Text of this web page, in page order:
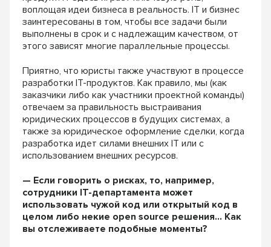
воплощая идеи бизнеса в реальность. IT и бизнес
заинтересованы в том, чтобы все задачи были
выполнены в срок и с надлежащим качеством, от
этого зависят многие параллельные процессы.
Приятно, что юристы также участвуют в процессе
разработки IT-продуктов. Как правило, мы (как
заказчики либо как участники проектной команды)
отвечаем за правильность выстраивания
юридических процессов в будущих системах, а
также за юридическое оформление сделки, когда
разработка идет силами внешних IT или с
использованием внешних ресурсов.
— Если говорить о рисках, то, например,
сотрудники IT-департамента может
использовать чужой код или открытый код в
целом либо некие open source решения… Как
вы отслеживаете подобные моменты?